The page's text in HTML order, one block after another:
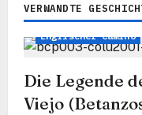
g
s
n
a
VERWANDTE
Legenden, Mythen
Englischer Camino
Die Legende
Viejo